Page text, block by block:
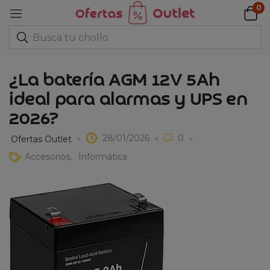
0
¿La batería AGM 12V 5Ah
ideal para alarmas y UPS en
2026?
Ofertas Outlet 28/01/2026
0
Accesorios
Informática